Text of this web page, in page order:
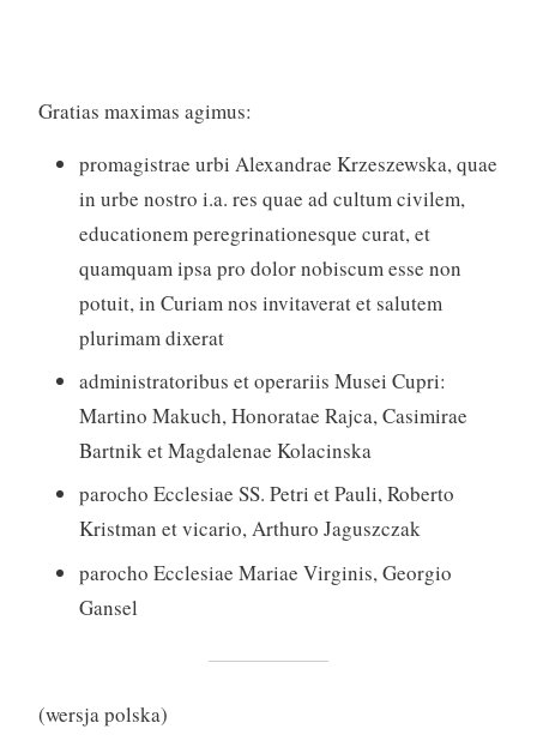
Gratias maximas agimus:
promagistrae urbi Alexandrae Krzeszewska, quae
in urbe nostro i.a. res quae ad cultum civilem,
educationem peregrinationesque curat, et
quamquam ipsa pro dolor nobiscum esse non
potuit, in Curiam nos invitaverat et salutem
plurimam dixerat
administratoribus et operariis Musei Cupri:
Martino Makuch, Honoratae Rajca, Casimirae
Bartnik et Magdalenae Kolacinska
parocho Ecclesiae SS. Petri et Pauli, Roberto
Kristman et vicario, Arthuro Jaguszczak
parocho Ecclesiae Mariae Virginis, Georgio
Gansel
(wersja polska)